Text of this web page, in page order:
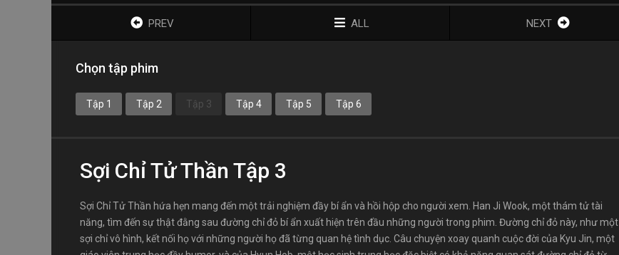
PREV ALL NEXT
Chọn tập phim
Tập 1 Tập 2 Tập 3 Tập 4 Tập 5 Tập 6
Sợi Chỉ Tử Thần Tập 3
Sợi Chỉ Tử Thần hứa hẹn mang đến một trải nghiệm đầy bí ẩn và hồi hộp cho người xem. Han Ji Wook, một thám tử tài
năng, tìm đến sự thật đằng sau đường chỉ đỏ bí ẩn xuất hiện trên đầu những người trong phim. Đường chỉ đỏ này, như một
sợi chỉ vô hình, kết nối họ với những người họ đã từng quan hệ tình dục. Câu chuyện xoay quanh cuộc đời của Kyu Jin, một